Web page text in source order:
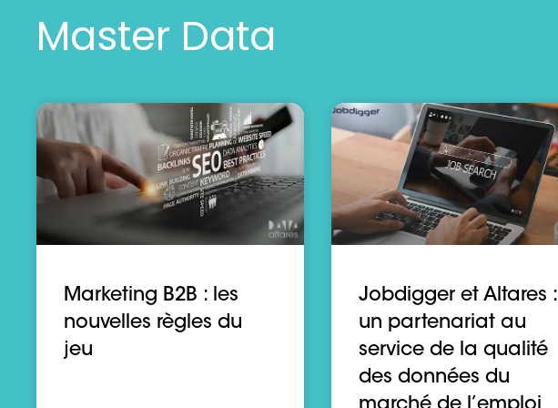
Master Data
Marketing B2B : les
nouvelles règles du
jeu
Jobdigger et Altares :
un partenariat au
service de la qualité
des données du